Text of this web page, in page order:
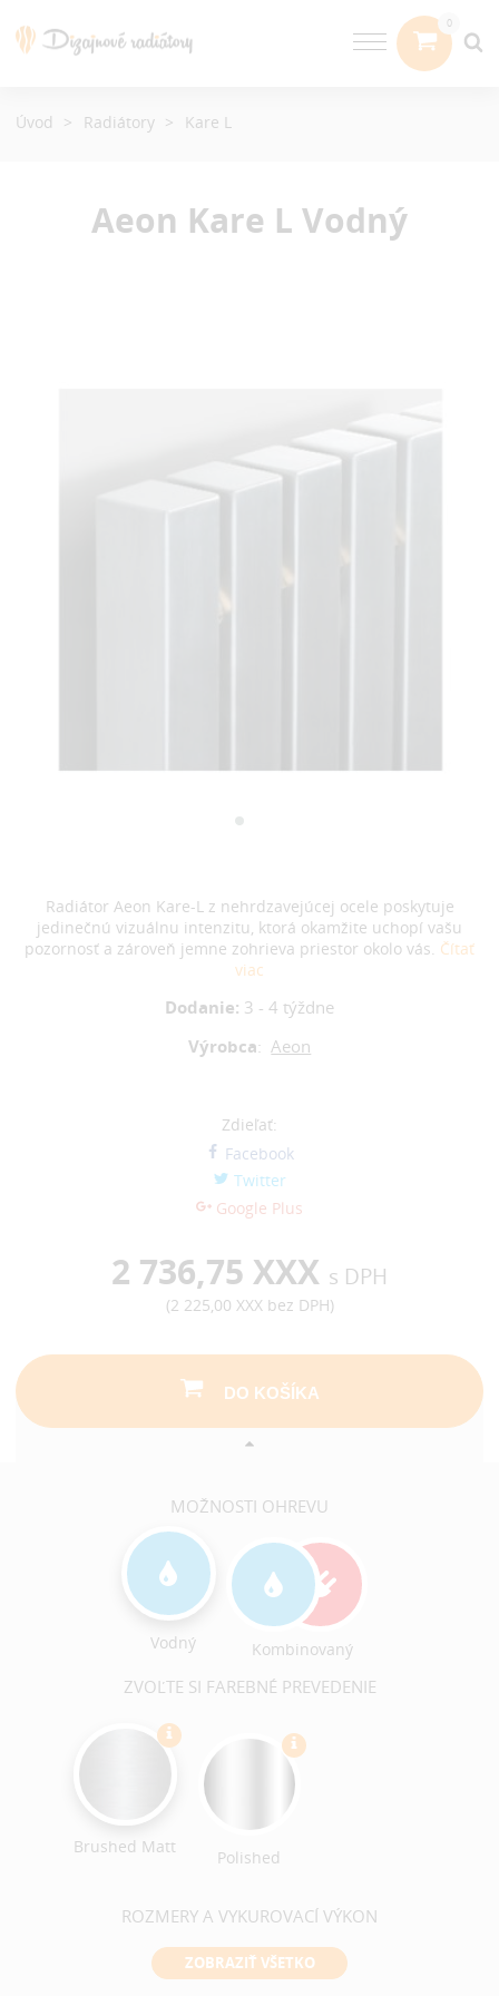
Aeon Kare L Vodný
Radiátor Aeon Kare-L z nehrdzavejúcej ocele poskytuje
jedinečnú vizuálnu intenzitu, ktorá okamžite uchopí vašu
pozornosť a zároveň jemne zohrieva priestor okolo vás. Čítať
viac
Dodanie: 3 - 4 týždne
Výrobca: Aeon
Zdieľať:
Facebook
Twitter
Google Plus
2 736,75 XXX s DPH
(2 225,00 XXX bez DPH)
DO KOŠÍKA
MOŽNOSTI OHREVU
Vodný Kombinovaný
ZVOĽTE SI FAREBNÉ PREVEDENIE
Brushed Matt Polished
ROZMERY A VYKUROVACÍ VÝKON
ZOBRAZIŤ VŠETKO
Úvod Radiátory Kare L